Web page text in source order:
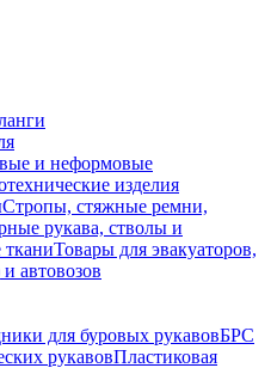
и неформовые
изделия
Стропы, стяжные ремни,
рукава, стволы и
тканиТовары для эвакуаторов,
автовозов
для буровых рукавовБРС
рукавовПластиковая